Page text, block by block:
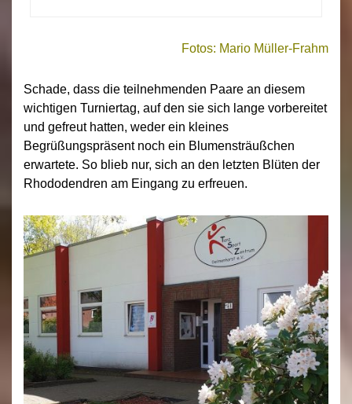
Fotos: Mario Müller-Frahm
Schade, dass die teilnehmenden Paare an diesem
wichtigen Turniertag, auf den sie sich lange vorbereitet
und gefreut hatten, weder ein kleines
Begrüßungspräsent noch ein Blumensträußchen
erwartete. So blieb nur, sich an den letzten Blüten der
Rhododendren am Eingang zu erfreuen.